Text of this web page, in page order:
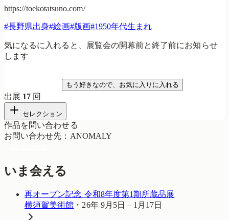
https://toekotatsuno.com/
#長野県出身#絵画#版画#1950年代生まれ
気になるに入れると、展覧会の開幕前と終了前にお知らせ
します
もう好きなので、お気に入りに入れる
出展 17 回
セレクション
作品を問い合わせる
お問い合わせ先 ： ANOMALY
いま会える
再オープン記念 令和8年度第1期所蔵品展
横須賀美術館 ・ 26年 9月5日 – 1月17日